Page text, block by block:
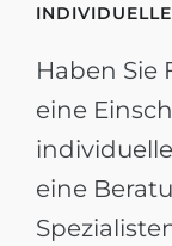
Haben Sie
eine
eine